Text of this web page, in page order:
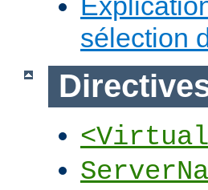
sélection